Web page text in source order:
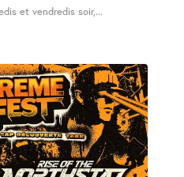
et vendredis soir,...